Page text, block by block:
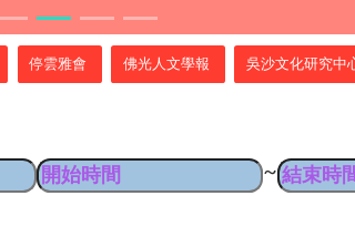
停雲雅會 佛光人文學報 吳沙文化研究中
~